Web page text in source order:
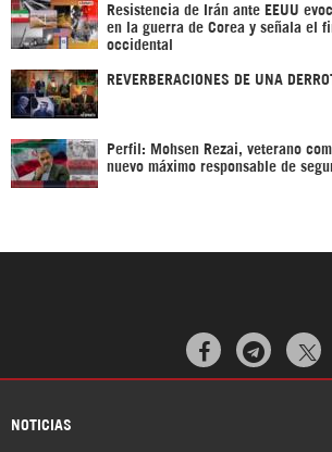
Resistencia de Irán ante EEUU
en la guerra de Corea y señala el
occidental
REVERBERACIONES DE UNA
Perfil: Mohsen Rezai, veterano
nuevo máximo responsable de

NOTICIAS